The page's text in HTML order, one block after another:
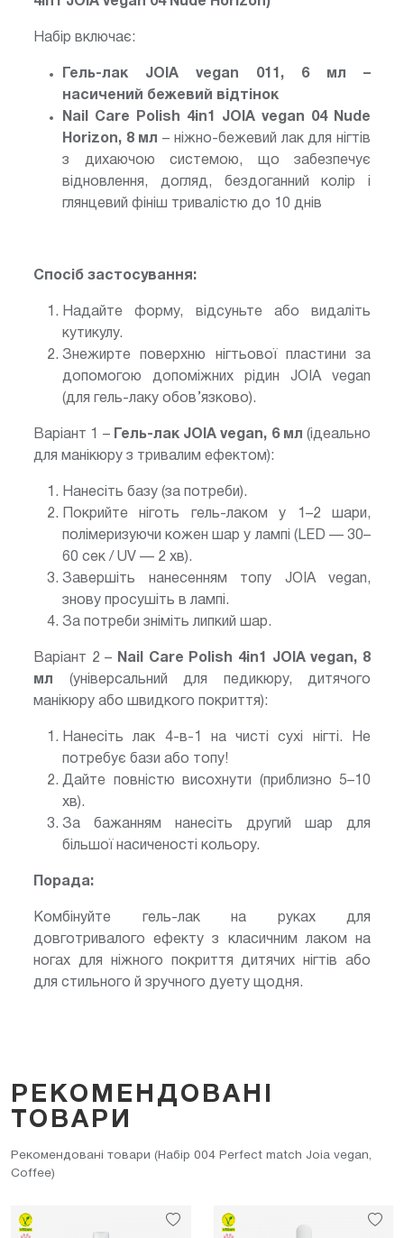
Набір включає:
Гель-лак JOIA vegan 011, 6 мл –
насичений бежевий відтінок
Nail Care Polish 4in1 JOIA vegan 04 Nude
Horizon, 8 мл– ніжно-бежевий лак для нігтів
з дихаючою системою, що забезпечує
відновлення, догляд, бездоганний колір і
глянцевий фініш тривалістю до 10 днів
Спосіб застосування:
Надайте форму, відсуньте або видаліть
кутикулу.
Знежирте поверхню нігтьової пластини за
допомогою допоміжних рідин JOIA vegan
(для гель-лаку обов’язково).
Варіант 1 – Гель-лак JOIA vegan, 6 мл (ідеально
для манікюру з тривалим ефектом):
Нанесіть базу (за потреби).
Покрийте ніготь гель-лаком у 1–2 шари,
полімеризуючи кожен шар у лампі (LED — 30–
60 сек / UV — 2 хв).
Завершіть нанесенням топу JOIA vegan,
знову просушіть в лампі.
За потреби зніміть липкий шар.
Варіант 2 –
Nail Care Polish 4in1 JOIA vegan, 8
мл (універсальний для педикюру, дитячого
манікюру або швидкого покриття):
Нанесіть лак 4-в-1 на чисті сухі нігті. Не
потребує бази або топу!
Дайте повністю висохнути (приблизно 5–10
хв).
За бажанням нанесіть другий шар для
більшої насиченості кольору.
Порада:
Комбінуйте гель-лак на руках для
довготривалого ефекту з класичним лаком на
ногах для ніжного покриття дитячих нігтів або
для стильного й зручного дуету щодня.
РЕКОМЕНДОВАНІ
ТОВАРИ
Рекомендовані товари (Набір 004 Perfect match Joia vegan,
Coffee)